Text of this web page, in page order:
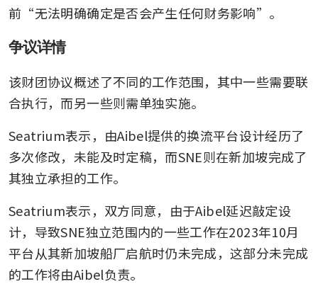
前“无法明确确定是否会产生任何财务影响”。
争议详情
该财团协议概述了不同的工作范围，其中一些需要联
合执行，而另一些则需单独实施。
Seatrium表示，由Aibel提供的换流平台设计经历了
多次修改，未能及时定稿，而SNE则在新加坡完成了
其独立承担的工作。
Seatrium表示，双方同意，由于Aibel延迟敲定设
计，导致SNE独立范围内的一些工作在2023年10月
平台从其新加坡船厂启航时仍未完成，这部分未完成
的工作将由Aibel负责。